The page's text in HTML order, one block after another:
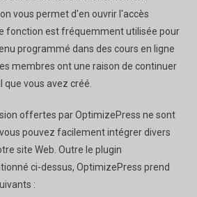
vous permet d'en ouvrir l'accès
fonction est fréquemment utilisée pour
programmé dans des cours en ligne
membres ont une raison de continuer
vous avez créé.
offertes par OptimizePress ne sont
pouvez facilement intégrer divers
site Web. Outre le plugin
ci-dessus, OptimizePress prend
: